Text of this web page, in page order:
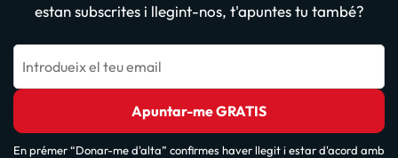
estan subscrites i llegint-nos, t'apuntes tu també?
Introdueix el teu email
Apuntar-me GRATIS
En prémer “Donar-me d'alta” confirmes haver llegit i estar d'acord amb